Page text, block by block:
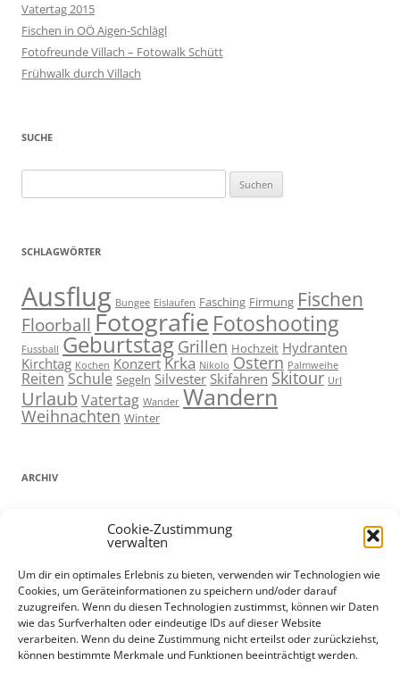
Cookie-Zustimmung
verwalten
Um dir ein optimales Erlebnis zu bieten, verwenden wir Technologien wie
Cookies, um Geräteinformationen zu speichern und/oder darauf
zuzugreifen. Wenn du diesen Technologien zustimmst, können wir Daten
wie das Surfverhalten oder eindeutige IDs auf dieser Website
verarbeiten. Wenn du deine Zustimmung nicht erteilst oder zurückziehst,
können bestimmte Merkmale und Funktionen beeinträchtigt werden.
Vatertag 2015
Fischen in OÖ Aigen-Schlägl
Fotofreunde Villach – Fotowalk Schütt
Frühwalk durch Villach
SUCHE
nach:
SCHLAGWÖRTER
Ausflug Bungee Eislaufen Fasching Firmung Fischen
Floorball Fotografie Fotoshooting
Fussball Geburtstag Grillen Hochzeit Hydranten
Kirchtag Kochen Konzert Krka Nikolo Ostern Palmweihe
Reiten Schule Segeln Silvester Skifahren Skitour Url
Urlaub Vatertag Wander Wandern
Weihnachten Winter
ARCHIV
ADMIN
Anmelden
Eintrags-Feed